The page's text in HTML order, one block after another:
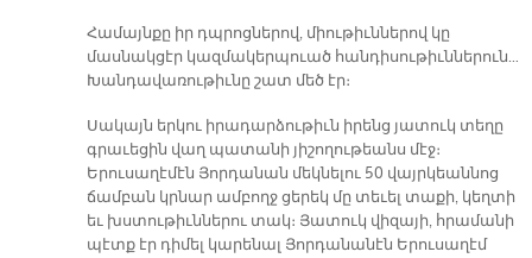
Համայնքը իր դպրոցներով, միութիւններով կը
մասնակցէր կազմակերպուած հանդիսութիւններուն…
Խանդավառութիւնը շատ մեծ էր։
Սակայն երկու իրադարձութիւն իրենց յատուկ տեղը
գրաւեցին վաղ պատանի յիշողութեանս մէջ։
Երուսաղէմէն Յորդանան մեկնելու 50 վայրկեաննոց
ճամբան կրնար ամբողջ ցերեկ մը տեւել տաքի, կեղտի
եւ խստութիւններու տակ։ Յատուկ վիզայի, հրամանի
պէտք էր դիմել կարենալ Յորդանանէն Երուսաղէմ